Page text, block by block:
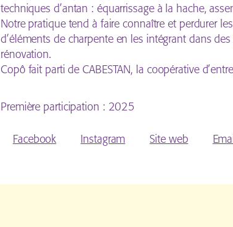
techniques d’antan : équarrissage à la hache,
Notre pratique tend à faire connaître et perdurer
d’éléments de charpente en les intégrant dans
rénovation.
Copô fait parti de CABESTAN, la coopérative
Première participation : 2025
Facebook Instagram Site web